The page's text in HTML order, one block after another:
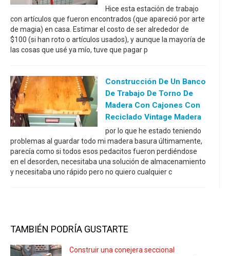
Hice esta estación de trabajo
con artículos que fueron encontrados (que apareció por arte
de magia) en casa. Estimar el costo de ser alrededor de
$100 (si han roto o artículos usados), y aunque la mayoría de
las cosas que usé ya mío, tuve que pagar p
Construcción De Un Banco
De Trabajo De Torno De
Madera Con Cajones Con
Reciclado Vintage Madera
por lo que he estado teniendo
problemas al guardar todo mi madera basura últimamente,
parecía como si todos esos pedacitos fueron perdiéndose
en el desorden, necesitaba una solución de almacenamiento
y necesitaba uno rápido pero no quiero cualquier c
TAMBIÉN PODRÍA GUSTARTE
Construir una conejera seccional